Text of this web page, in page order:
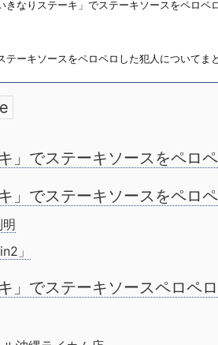
きなりステーキ」でステーキソースをペロ
ーキソースをペロペロした犯人についてま
」でステーキソースをペロ
」でステーキソースをペロ
」
」でステーキソースペロペ